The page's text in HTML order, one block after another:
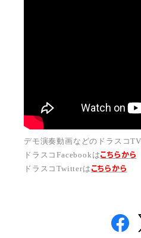
デモ演奏動画などのドラスコ
ドラスコFacebookはこちらから
ドラスコTwitterは こちらから